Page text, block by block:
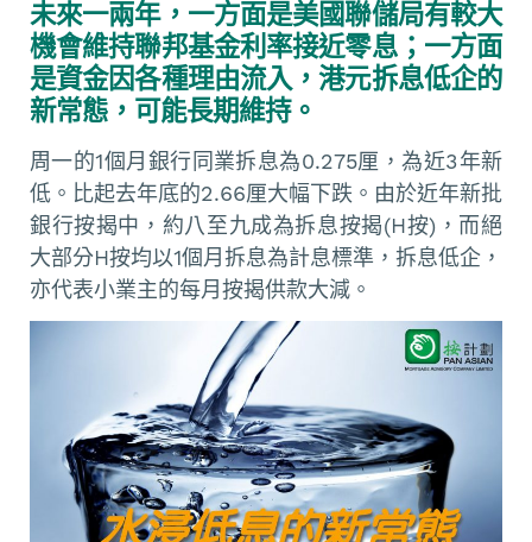
o
k
p
p
n
k
a
m
未來一兩年，一方面是美國聯儲局有較大
機會維持聯邦基金利率接近零息；一方面
是資金因各種理由流入，港元拆息低企的
新常態，可能長期維持。
周一的1個月銀行同業拆息為0.275厘，為近3年新
低。比起去年底的2.66厘大幅下跌。由於近年新批
銀行按揭中，約八至九成為拆息按揭(H按)，而絕
大部分H按均以1個月拆息為計息標準，拆息低企，
亦代表小業主的每月按揭供款大減。